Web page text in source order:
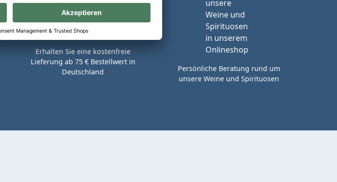
Erhalten Sie eine kostenfreie
Lieferung ab 75 € Bestellwert in
Deutschland
Persönliche Beratung rund um
unsere Weine und Spirituosen